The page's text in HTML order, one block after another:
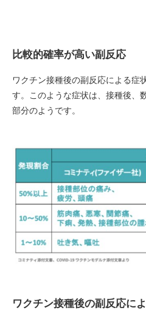
比較的確率が高い副反応
ワクチン接種後の副反応による症
す。このような症状は、接種後、
部分のようです。
ワクチン接種後の副反応に